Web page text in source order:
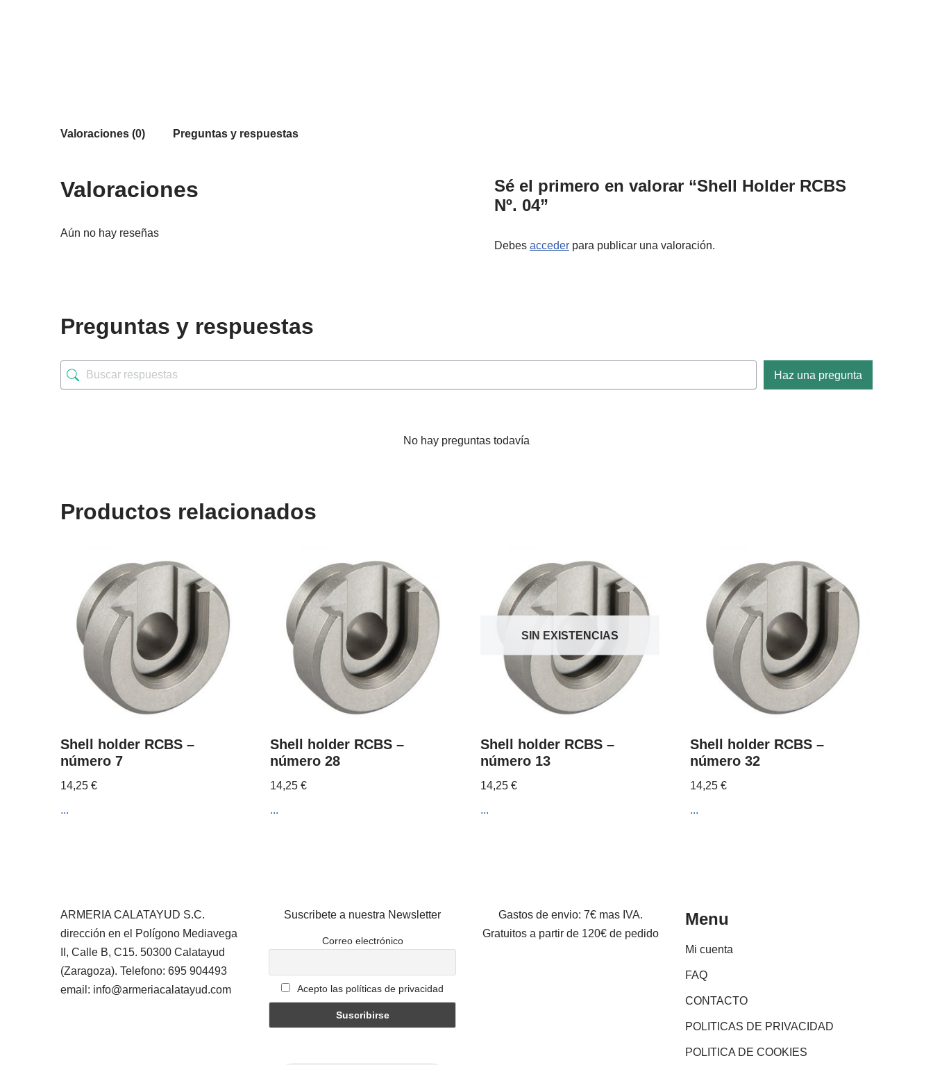
Valoraciones (0) Preguntas y respuestas
Valoraciones
Aún no hay reseñas
Sé el primero en valorar “Shell Holder RCBS
Nº. 04”
Debes acceder para publicar una valoración.
Preguntas y respuestas
Haz una pregunta
No hay preguntas todavía
Productos relacionados
Shell holder RCBS –
número 7
14,25 €
...
Shell holder RCBS –
número 28
14,25€
...
SIN EXISTENCIAS
Shell holder RCBS –
número 13
14,25 €
...
Shell holder RCBS –
número 32
14,25€
...
ARMERIA CALATAYUD S.C.
dirección en el Polígono Mediavega
II, Calle B, C15. 50300 Calatayud
(Zaragoza). Telefono: 695 904493
email: info@armeriacalatayud.com
Suscribete a nuestra Newsletter
Correo electrónico
Acepto las políticas de privacidad
Gastos de envio: 7€ mas IVA.
Gratuitos a partir de 120€ de pedido
Menu
Mi cuenta
FAQ
CONTACTO
POLITICAS DE PRIVACIDAD
POLITICA DE COOKIES